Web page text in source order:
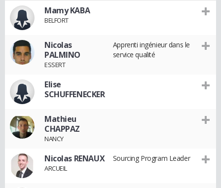
Mamy KABA
BELFORT
Nicolas
PALMINO
ESSERT
Apprenti ingénieur dans le
service qualité
Elise
SCHUFFENECKER
Mathieu
CHAPPAZ
NANCY
Nicolas RENAUX
ARCUEIL
Sourcing Program Leader